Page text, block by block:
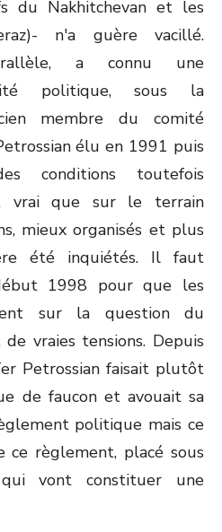
du Nakhitchevan et les
n'a guère vacillé.
a connu une
politique, sous la
membre du comité
élu en 1991 puis
conditions toutefois
vrai que sur le terrain
mieux organisés et plus
été inquiétés. Il faut
1998 pour que les
sur la question du
vraies tensions. Depuis
Petrossian faisait plutôt
de faucon et avouait sa
politique mais ce
règlement, placé sous
vont constituer une